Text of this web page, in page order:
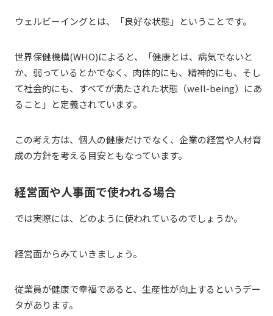
ウェルビーイングとは、「良好な状態」ということです。
世界保健機構(WHO)によると、「健康とは、病気でないと
か、弱っているとかでなく、肉体的にも、精神的にも、そし
て社会的にも、すべてが満たされた状態（well-being）にあ
ること」と定義されています。
この考え方は、個人の健康だけでなく、企業の経営や人材育
成の方針を考える目安ともなっています。
経営面や人事面で使われる場合
では実際には、どのように使われているのでしょうか。
経営面からみていきましょう。
従業員が健康で幸福であると、生産性が向上するというデー
タがあります。